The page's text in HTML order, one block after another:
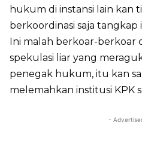
hukum di instansi lain kan
berkoordinasi saja tangkap
Ini malah berkoar-berkoar
spekulasi liar yang
penegak hukum, itu kan
melemahkan institusi KPK
-